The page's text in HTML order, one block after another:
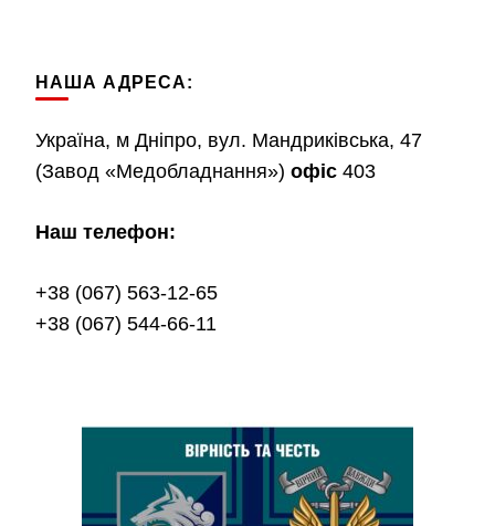
НАША АДРЕСА:
Україна, м Дніпро, вул. Мандриківська, 47
(Завод «Медобладнання») офіс 403
Наш телефон:
+38 (067) 563-12-65
+38 (067) 544-66-11